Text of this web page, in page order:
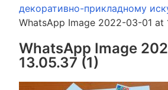
декоративно-прикладному
WhatsApp Image 2022-03-01 at
WhatsApp Image
13.05.37 (1)